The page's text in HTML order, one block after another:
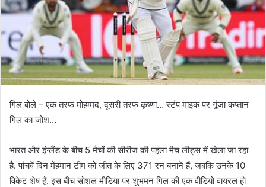
गिल बोले – एक तरफ मोहम्मद, दूसरी तरफ कृष्णा… स्टंप माइक पर गूंजा कप्तान
गिल का जोश…
भारत और इंग्लैंड के बीच 5 मैचों की सीरीज की पहला मैच लीड्स में खेला जा रहा
है. पांचवें दिन मेंहमान टीम को जीत के लिए 371 रन बनाने हैं, जबकि उनके 10
विकेट शेष हैं. इस बीच सोशल मीडिया पर शुभमन गिल की एक वीडियो वायरल हो